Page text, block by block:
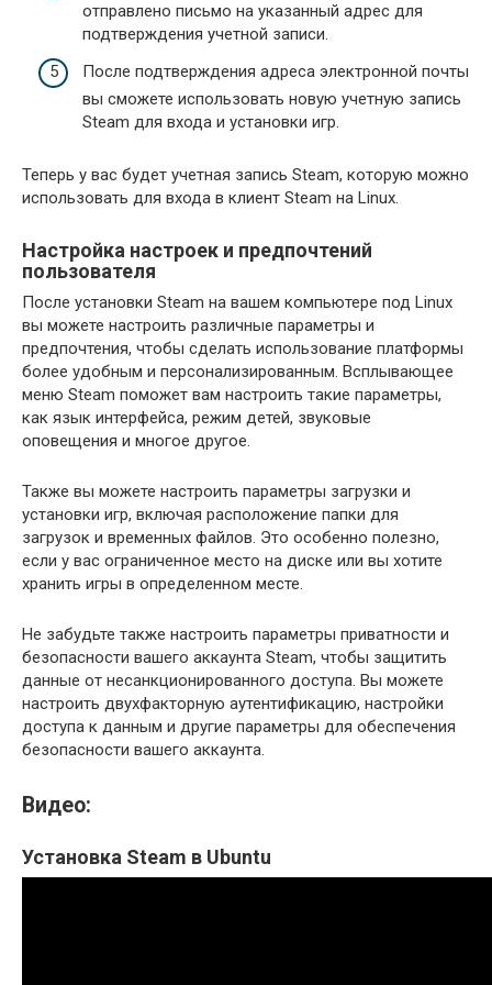
отправлено письмо на указанный адрес для
подтверждения учетной записи.
После подтверждения адреса электронной почты
вы сможете использовать новую учетную запись
Steam для входа и установки игр.
Теперь у вас будет учетная запись Steam, которую можно
использовать для входа в клиент Steam на Linux.
Настройка настроек и предпочтений
пользователя
После установки Steam на вашем компьютере под Linux
вы можете настроить различные параметры и
предпочтения, чтобы сделать использование платформы
более удобным и персонализированным. Всплывающее
меню Steam поможет вам настроить такие параметры,
как язык интерфейса, режим детей, звуковые
оповещения и многое другое.
Также вы можете настроить параметры загрузки и
установки игр, включая расположение папки для
загрузок и временных файлов. Это особенно полезно,
если у вас ограниченное место на диске или вы хотите
хранить игры в определенном месте.
Не забудьте также настроить параметры приватности и
безопасности вашего аккаунта Steam, чтобы защитить
данные от несанкционированного доступа. Вы можете
настроить двухфакторную аутентификацию, настройки
доступа к данным и другие параметры для обеспечения
безопасности вашего аккаунта.
Видео:
Установка Steam в Ubuntu